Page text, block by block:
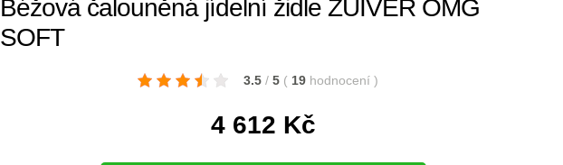
Béžová čalouněná jídelní židle ZUIVER OMG
SOFT
3.5 / 5 ( 19 hodnocení )
4 612 Kč